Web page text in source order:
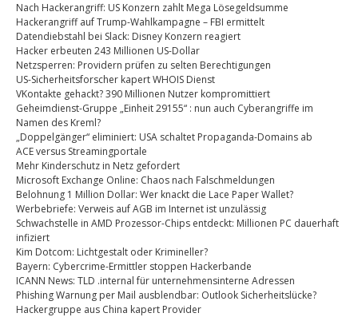
Nach Hackerangriff: US Konzern zahlt Mega Lösegeldsumme
Hackerangriff auf Trump-Wahlkampagne – FBI ermittelt
Datendiebstahl bei Slack: Disney Konzern reagiert
Hacker erbeuten 243 Millionen US-Dollar
Netzsperren: Providern prüfen zu selten Berechtigungen
US-Sicherheitsforscher kapert WHOIS Dienst
VKontakte gehackt? 390 Millionen Nutzer kompromittiert
Geheimdienst-Gruppe „Einheit 29155“ : nun auch Cyberangriffe im
Namen des Kreml?
„Doppelgänger“ eliminiert: USA schaltet Propaganda-Domains ab
ACE versus Streamingportale
Mehr Kinderschutz in Netz gefordert
Microsoft Exchange Online: Chaos nach Falschmeldungen
Belohnung 1 Million Dollar: Wer knackt die Lace Paper Wallet?
Werbebriefe: Verweis auf AGB im Internet ist unzulässig
Schwachstelle in AMD Prozessor-Chips entdeckt: Millionen PC dauerhaft
infiziert
Kim Dotcom: Lichtgestalt oder Krimineller?
Bayern: Cybercrime-Ermittler stoppen Hackerbande
ICANN News: TLD .internal für unternehmensinterne Adressen
Phishing Warnung per Mail ausblendbar: Outlook Sicherheitslücke?
Hackergruppe aus China kapert Provider